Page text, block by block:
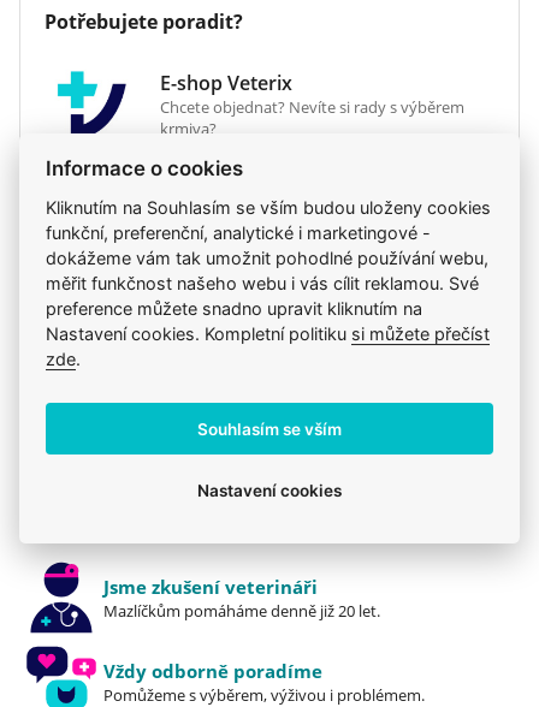
(prebiotika) pro podporu zdravého prostředí ve
onemocněním střev, kteří často trpí
nechutenstvím.
Před použitím nebo před prodloužením doby
používání se doporučuje vyžádat si stanovisko
veterinárního lékaře.
Hlavní benefity
Nízký obsah tuků pro omezení jejich maldigesce
Mastné kyseliny se středně dlouhým řetězcem,
speciální forma tuku z kokosového oleje, který
je pro psy snadno stravitelný a vstřebatelný.
stravitelné složky pomáhají snižovat zátěž
postiženého střeva a podporují vysokou
vstřebatelnost živin.
Hmotnost
Veterinární dieta
ano
Potřebujete poradit?
E-shop Veterix
Chcete objednat? Nevíte si rady s výběrem
krmiva?
eshop@veterix.cz
Produkt také v těchto kategoriích8
Mého psa trápí
Jsme zkušení veterináři
Mazlíčkům pomáháme denně již 20 let.
Vždy odborně poradíme
Pomůžeme s výběrem, výživou i problémem.
Informace o cookies
Kliknutím na Souhlasím se vším budou uloženy cookies
funkční, preferenční, analytické i marketingové -
dokážeme vám tak umožnit pohodlné používání webu,
měřit funkčnost našeho webu i vás cílit reklamou. Své
preference můžete snadno upravit kliknutím na
Nastavení cookies. Kompletní politiku si můžete přečíst
zde.
Souhlasím se vším
Nastavení cookies